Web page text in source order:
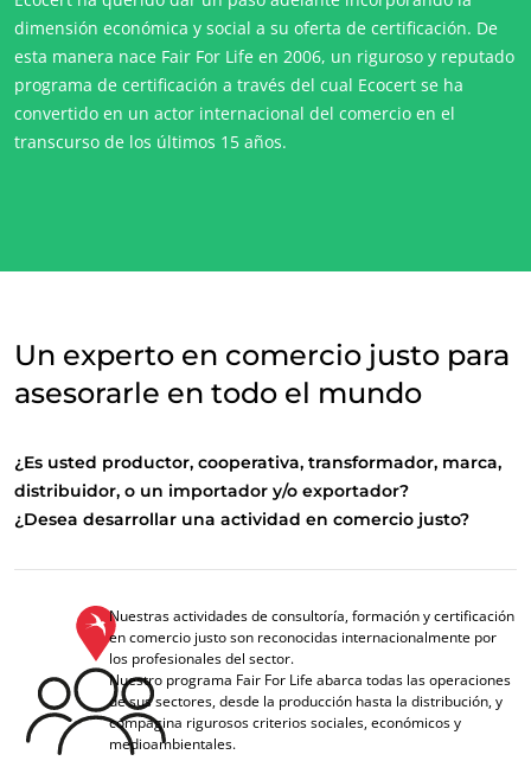
dimensión económica y social a su oferta de certificación. De
esta manera nace Fair For Life en 2006, un riguroso y reputado
programa de certificación a través del cual Ecocert se ha
convertido en un actor internacional del comercio en el
transcurso de los últimos 15 años.
Un experto en comercio justo para
asesorarle en todo el mundo
¿Es usted productor, cooperativa, transformador, marca,
distribuidor, o un importador y/o exportador?
¿Desea desarrollar una actividad en comercio justo?
Nuestras actividades de consultoría, formación y certificación
en comercio justo son reconocidas internacionalmente por
los profesionales del sector.
Nuestro programa Fair For Life abarca todas las operaciones
de sus sectores, desde la producción hasta la distribución, y
compagina rigurosos criterios sociales, económicos y
medioambientales.